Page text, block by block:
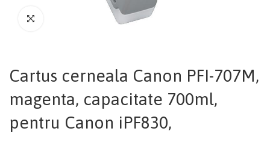
Cartus cerneala Canon PFI-707M,
magenta, capacitate 700ml,
pentru Canon iPF830,